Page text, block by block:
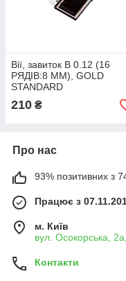
Вії, завиток B 0.12 (16
РЯДІВ:8 ММ), GOLD
STANDARD
210 ₴
Про нас
93% позитивних з 74
Працює з
м. Київ
вул. Осокорська,
Контакти